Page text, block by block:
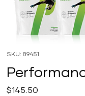
SKU: 89451
$145.50